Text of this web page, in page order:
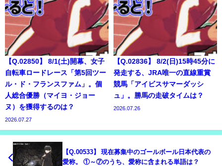
【Q.02850】 8/1(土)開幕、女子
自転車ロードレース「第5回ツー
ル・ド・フランスファム」。個
人総合優勝（マイヨ・ジョー
ヌ）を獲得するのは？
2026.07.27
【Q.02836】 8/2(日)15時45分に
発走する、JRA唯一の直線重賞
競馬「アイビスサマーダッシ
ュ」。勝馬の走破タイムは？
2026.07.26
【Q.00533】 現在募集中のゴールボール日本代表の
愛称。 ①～⑦のうち、愛称に含まれる単語は？